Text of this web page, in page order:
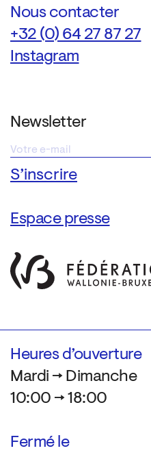
Nous contacter
+32 (0) 64 27 87 27
Instagram
Newsletter
Espace presse
Heures d’ouverture
Mardi → Dimanche
10:00 → 18:00
Fermé le